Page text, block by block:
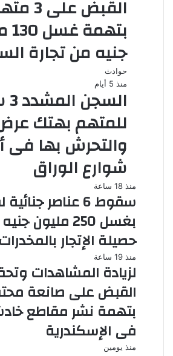
القبض
جنيه من تجارة
حوادث
منذ 5 أيام
للمتهم بهتك
والتحرش بها فى
شوارع الوراق
منذ 18 ساعة
سقوط 6 عناصر
بغسل 250 مليون
حصيلة الإتجار بالمخدرات
منذ 19 ساعة
لزيادة المشاهدات
القبض على صانعة
بتهمة نشر مقاطع
فى الإسكندرية
منذ يومين